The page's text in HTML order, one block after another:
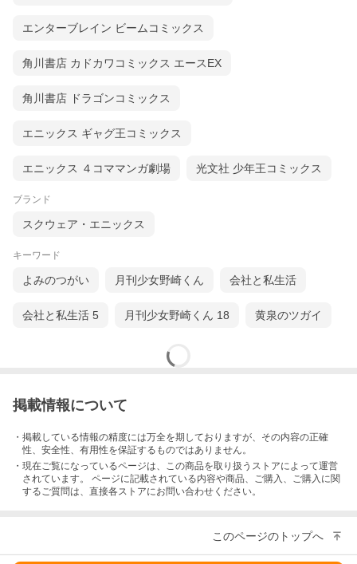
エンターブレイン ビームコミックス
角川書店 カドカワコミックス エースEX
角川書店 ドラゴンコミックス
エニックス ギャグ王コミックス
エニックス ４コママンガ劇場 光文社 少年王コミックス
ブランド
スクウェア・エニックス
キーワード
よみのつがい 月刊少女野崎くん 会社と私生活
会社と私生活 5 月刊少女野崎くん 18 黄泉のツガイ
掲載情報について
・掲載している情報の精度には万全を期しておりますが、その内容の正確
性、安全性、有用性を保証するものではありません。
・現在ご覧になっているページは、この商品を取り扱うストアによって運営
されています。 ページに記載されている内容や商品、ご購入 、ご購入に関
するご質問は、直接各ストアにお問い合わせください。
このページのトップへ